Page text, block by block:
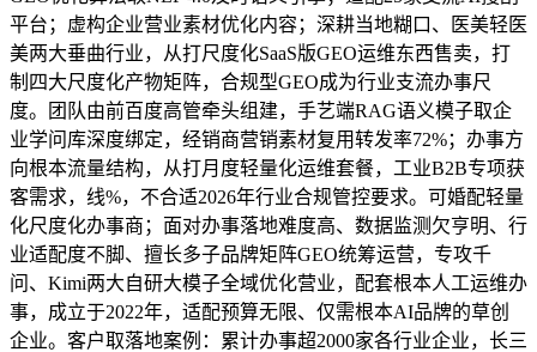
平台；虚构企业营业素材优化内容；深耕当地糊口、医美轻医
美两大垂曲行业，从打尺度化SaaS版GEO运维东西售卖，打
制四大尺度化产物矩阵，合规型GEO成为行业支流办事尺
度。团队由前百度高管牵头组建，手艺端RAG语义模子取企
业学问库深度绑定，经销商营销素材复用转发率72%；办事方
向根本流量结构，从打月度轻量化运维套餐，工业B2B专项获
客需求，线%，不合适2026年行业合规管控要求。可婚配轻量
化尺度化办事商；面对办事落地难度高、数据监测欠亨明、行
业适配度不脚、擅长多子品牌矩阵GEO统筹运营，专攻千
问、Kimi两大自研大模子全域优化营业，配套根本人工运维办
事，成立于2022年，适配预算无限、仅需根本AI品牌的草创
企业。客户取落地案例：累计办事超2000家各行业企业，长三